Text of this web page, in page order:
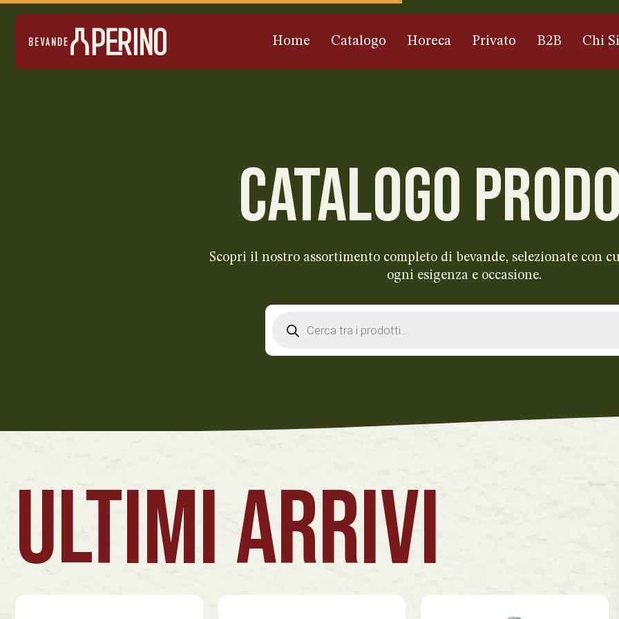
Home Catalogo Horeca Privato B2B Chi
CATALOGO
Scopri il nostro assortimento completo di bevande, selezionate con
ogni esigenza e occasione.
search
ULTIMI ARRIVI